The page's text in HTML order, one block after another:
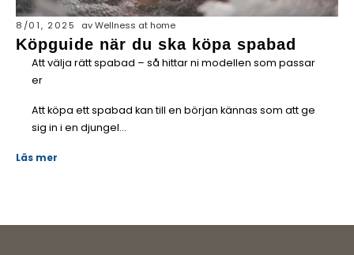
8/01, 2025 av Wellness at home
Köpguide när du ska köpa spabad
Att välja rätt spabad – så hittar ni modellen som passar
er
Att köpa ett spabad kan till en början kännas som att ge
sig in i en djungel...
Läs mer